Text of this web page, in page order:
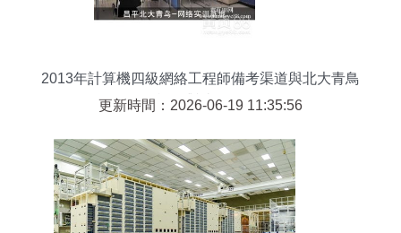
2013年計算機四級網絡工程師備考渠道與北大青鳥
課程對比解析
更新時間：2026-06-19 11:35:56